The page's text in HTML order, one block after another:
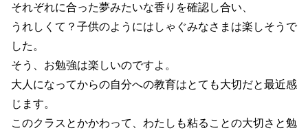
それぞれに合った夢みたいな香りを確認し合い、
うれしくて？子供のようにはしゃぐみなさまは楽しそうで
した。
そう、お勉強は楽しいのですよ。
大人になってからの自分への教育はとても大切だと最近感
じます。
このクラスとかかわって、わたしも粘ることの大切さと勉